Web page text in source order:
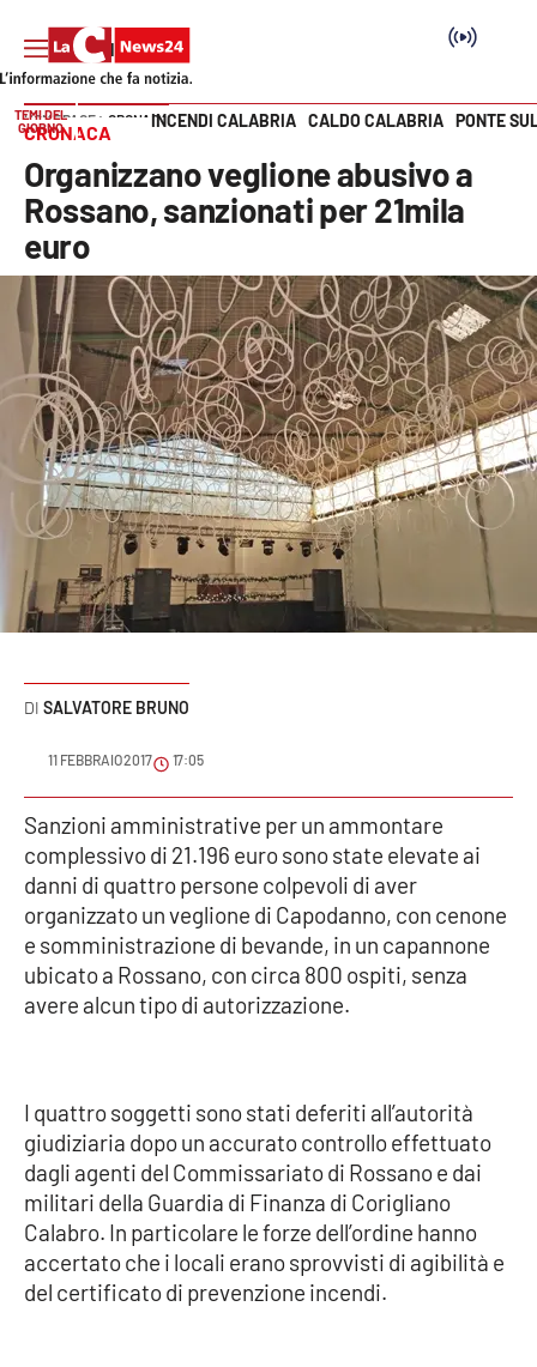
SEZIONI
Cronaca
Politica
Attualità
Economia e lavoro
Italia Mondo
Sport
Cultura
Meteo
Editoriali
VIDEO
Ambiente
Cultura
Economia e Lavoro
Politica
Sanità
Vai
TEMI DEL
GIORNO
INCENDI CALABRIA CALDO CALABRIA PONTE
HOME PAGE CRONACA
CRONACA
Organizzano veglione abusivo a
Rossano, sanzionati per 21mila
euro
SALVATORE BRUNO
11 FEBBRAIO 2017 17:05
Sanzioni amministrative per un ammontare
complessivo di 21.196 euro sono state elevate ai
danni di quattro persone colpevoli di aver
organizzato un veglione di Capodanno, con cenone
e somministrazione di bevande, in un capannone
ubicato a Rossano, con circa 800 ospiti, senza
avere alcun tipo di autorizzazione.
I quattro soggetti sono stati deferiti all’autorità
giudiziaria dopo un accurato controllo effettuato
dagli agenti del Commissariato di Rossano e dai
militari della Guardia di Finanza di Corigliano
Calabro. In particolare le forze dell’ordine hanno
accertato che i locali erano sprovvisti di agibilità e
del certificato di prevenzione incendi.